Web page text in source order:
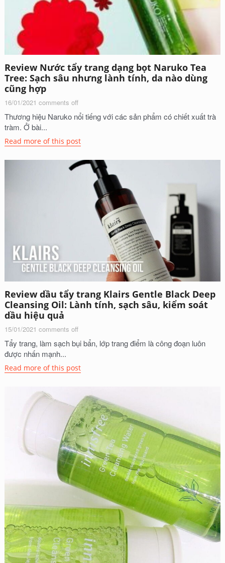
Review Nước tẩy trang dạng bọt Naruko Tea
Tree: Sạch sâu nhưng lành tính, da nào dùng
cũng hợp
16/01/2021 comments off
Thương hiệu Naruko nổi tiếng với các sản phẩm có chiết xuất trà
tràm. Ở bài...
Read more of this post
Review dầu tẩy trang Klairs Gentle Black Deep
Cleansing Oil: Lành tính, sạch sâu, kiểm soát
dầu hiệu quả
15/01/2021 comments off
Tẩy trang, làm sạch bụi bẩn, lớp trang điểm là công đoạn luôn
được nhấn mạnh...
Read more of this post